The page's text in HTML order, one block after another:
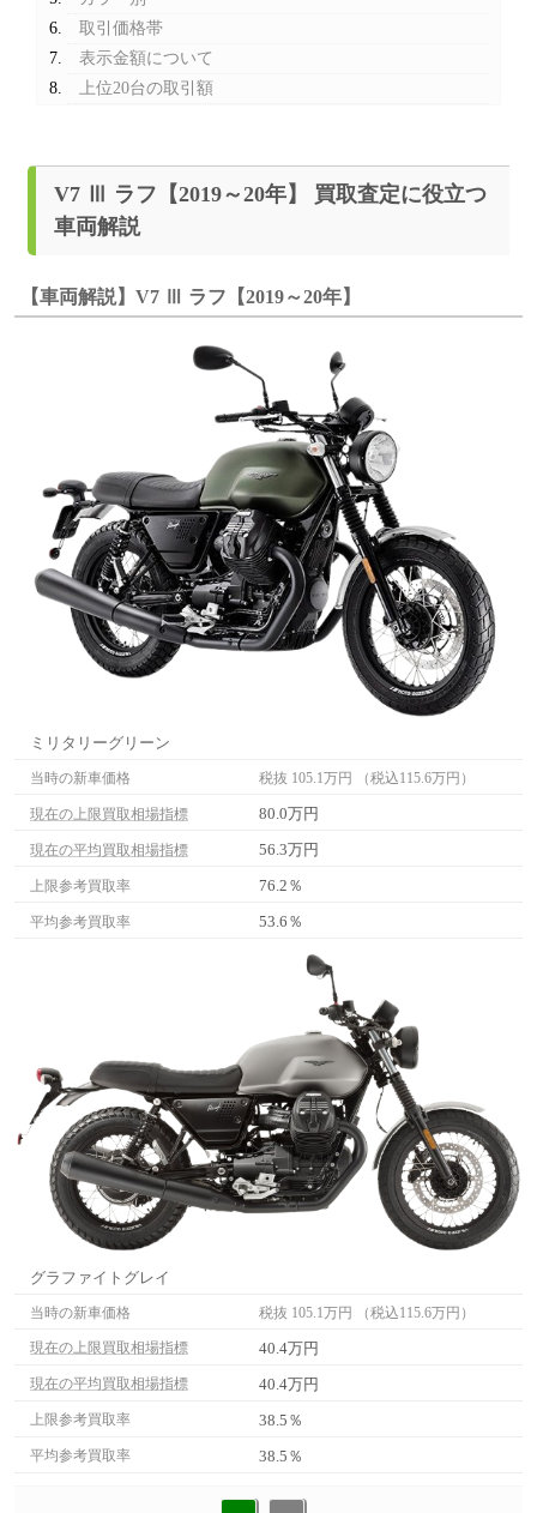
取引価格帯
表示金額について
上位20台の取引額
V7 Ⅲ ラフ【2019～20年】 買取査定に役立つ
車両解説
【車両解説】V7 Ⅲ ラフ【2019～20年】
ミリタリーグリーン
当時の新車価格 税抜 105.1万円 （税込115.6万円）
現在の上限買取相場指標 80.0万円
現在の平均買取相場指標 56.3万円
上限参考買取率 76.2％
平均参考買取率 53.6％
グラファイトグレイ
当時の新車価格 税抜 105.1万円 （税込115.6万円）
現在の上限買取相場指標 40.4万円
現在の平均買取相場指標 40.4万円
上限参考買取率 38.5％
平均参考買取率 38.5％